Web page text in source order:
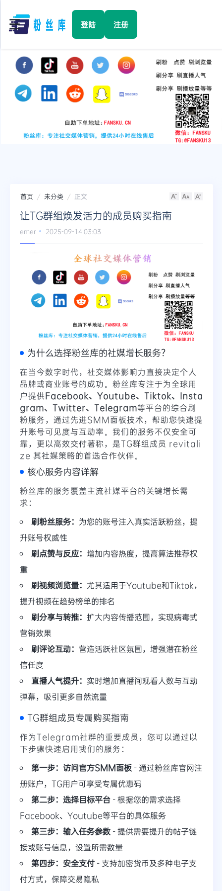
☰ 登陆 注册
Facebook
TikTok
YouTube
Twitter
Telegram
更多
首页 未分类 正文
让TG群组焕发活力的成员购买指南
emer 2025-09-14 03:03
为什么选择粉丝库的社媒增长服务？
在当今数字时代，社交媒体影响力直接决定个人
品牌或商业账号的成功。粉丝库专注于为全球用
户提供Facebook、Youtube、Tiktok、Insta
gram、Twitter、Telegram等平台的综合刷
粉服务，通过先进SMM面板技术，帮助您快速提
升账号可见度与互动率。我们的服务不仅安全可
靠，更以高效交付著称，是TG群组成员 revitali
ze 其社媒策略的首选合作伙伴。
核心服务内容详解
粉丝库的服务覆盖主流社媒平台的关键增长需
求：
刷粉丝服务： 为您的账号注入真实活跃粉丝，提
升账号权威性
刷点赞与反应： 增加内容热度，提高算法推荐权
重
刷视频浏览量： 尤其适用于Youtube和Tiktok，
提升视频在趋势榜单的排名
刷分享与转推： 扩大内容传播范围，实现病毒式
营销效果
刷评论互动： 营造活跃社区氛围，增强潜在粉丝
信任度
直播人气提升： 实时增加直播间观看人数与互动
弹幕，吸引更多自然流量
TG群组成员专属购买指南
作为Telegram社群的重要成员，您可以通过以
下步骤快速启用我们的服务：
第一步：访问官方SMM面板 - 通过粉丝库官网注
册账户，TG用户可享受专属优惠码
第二步：选择目标平台 - 根据您的需求选择
Facebook、Youtube等平台的具体服务
第三步：输入任务参数 - 提供需要提升的帖子链
接或账号信息，设置所需数量
第四步：安全支付 - 支持加密货币及多种电子支
付方式，保障交易隐私